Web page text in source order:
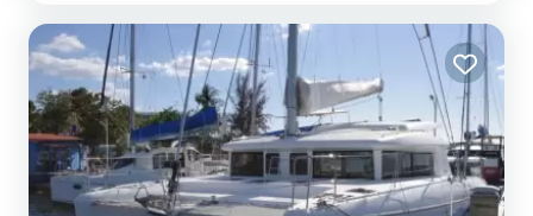
Autopilot, Dekdouche, Barbecue. Aarzel niet om contact...